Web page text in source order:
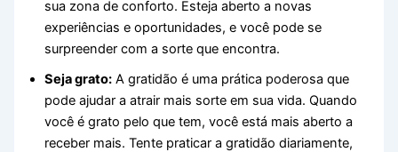
sua zona de conforto. Esteja aberto a novas
experiências e oportunidades, e você pode se
surpreender com a sorte que encontra.
Seja grato: A gratidão é uma prática poderosa que
pode ajudar a atrair mais sorte em sua vida. Quando
você é grato pelo que tem, você está mais aberto a
receber mais. Tente praticar a gratidão diariamente,